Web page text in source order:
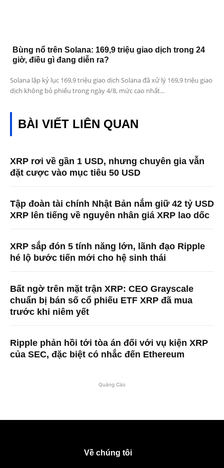
Bùng nổ trên Solana: 169,9 triệu giao dịch trong 24
giờ, điều gì đang diễn ra?
Solana lập kỷ lục 169,9 triệu giao dịch Solana đã xử lý 169,9 triệu giao
dịch không bỏ phiếu trong ngày 4/8, mức cao nhất...
BÀI VIẾT LIÊN QUAN
XRP rơi về gần 1 USD, nhưng chuyên gia vẫn
đặt cược vào mục tiêu 50 USD
Tập đoàn tài chính Nhật Bản nắm giữ 42 tỷ USD
XRP lên tiếng về nguyên nhân giá XRP lao dốc
XRP sắp đón 5 tính năng lớn, lãnh đạo Ripple
hé lộ bước tiến mới cho hệ sinh thái
Bất ngờ trên mặt trận XRP: CEO Grayscale
chuẩn bị bán số cổ phiếu ETF XRP đã mua
trước khi niêm yết
Ripple phản hồi tới tòa án đối với vụ kiện XRP
của SEC, đặc biệt có nhắc đến Ethereum
Quảng Cáo
Về chúng tôi